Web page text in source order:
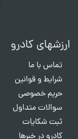
ارزشهای کادرو
تماس با ما
شرایط و قوانین
حریم خصوصی
سوالات متداول
ثبت شکایات
کادرو در خبرها